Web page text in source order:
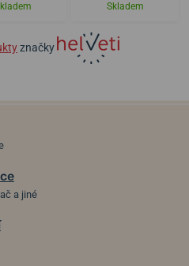
Skladem
značky
a jiné